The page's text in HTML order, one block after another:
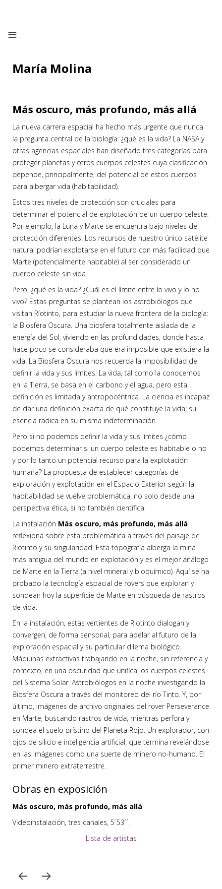
María Molina
Más oscuro, más profundo, más allá
La nueva carrera espacial ha hecho más urgente que nunca
la pregunta central de la biología: ¿qué es la vida? La NASA y
otras agencias espaciales han diseñado tres categorías para
proteger planetas y otros cuerpos celestes cuya clasificación
depende, principalmente, del potencial de estos cuerpos
para albergar vida (habitabilidad).
Estos tres niveles de protección son cruciales para
determinar el potencial de explotación de un cuerpo celeste.
Por ejemplo, la Luna y Marte se encuentra bajo niveles de
protección diferentes. Los recursos de nuestro único satélite
natural podrían explotarse en el futuro con más facilidad que
Marte (potencialmente habitable) al ser considerado un
cuerpo celeste sin vida.
Pero, ¿qué es la vida? ¿Cuál es el límite entre lo vivo y lo no
vivo? Estas preguntas se plantean los astrobiólogos que
visitan Ríotinto, para estudiar la nueva frontera de la biología:
la Biosfera Oscura. Una biosfera totalmente aislada de la
energía del Sol, viviendo en las profundidades, donde hasta
hace poco se consideraba que era imposible que existiera la
vida. La Biosfera Oscura nos recuerda la imposibilidad de
definir la vida y sus límites. La vida, tal como la conocemos
en la Tierra, se basa en el carbono y el agua, pero esta
definición es limitada y antropocéntrica. La ciencia es incapaz
de dar una definición exacta de qué constituye la vida; su
esencia radica en su misma indeterminación.
Pero si no podemos definir la vida y sus límites ¿cómo
podemos determinar si un cuerpo celeste es habitable o no
y por lo tanto un potencial recurso para la explotación
humana? La propuesta de establecer categorías de
exploración y explotación en el Espacio Exterior según la
habitabilidad se vuelve problemática, no solo desde una
perspectiva ética, si no también científica.
La instalación Más oscuro, más profundo, más allá
reflexiona sobre esta problemática a través del paisaje de
Riotinto y su singularidad. Esta topografía alberga la mina
más antigua del mundo en explotación y es el mejor análogo
de Marte en la Tierra (a nivel mineral y bioquímico). Aquí se ha
probado la tecnología espacial de rovers que exploran y
sondean hoy la superficie de Marte en búsqueda de rastros
de vida.
En la instalación, estas vertientes de Riotinto dialogan y
convergen, de forma sensorial, para apelar al futuro de la
exploración espacial y su particular dilema biológico.
Máquinas extractivas trabajando en la noche, sin referencia y
contexto, en una oscuridad que unifica los cuerpos celestes
del Sistema Solar. Astrobiólogos en la noche investigando la
Biosfera Oscura a través del monitoreo del río Tinto. Y, por
último, imágenes de archivo originales del rover Perseverance
en Marte, buscando rastros de vida, mientras perfora y
sondea el suelo prístino del Planeta Rojo. Un explorador, con
ojos de silicio e inteligencia artificial, que termina revelándose
en las imágenes como una suerte de minero no-humano. El
primer minero extraterrestre.
Obras en exposición
Más oscuro, más profundo, más allá
Videoinstalación, tres canales, 5´53´´.
Lista de artistas